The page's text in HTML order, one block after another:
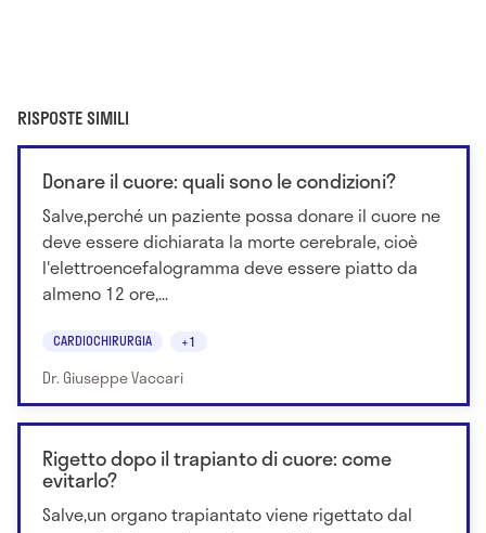
RISPOSTE SIMILI
Donare il cuore: quali sono le condizioni?
Salve,perché un paziente possa donare il cuore ne
deve essere dichiarata la morte cerebrale, cioè
l'elettroencefalogramma deve essere piatto da
almeno 12 ore,...
CARDIOCHIRURGIA +1
Dr. Giuseppe Vaccari
Rigetto dopo il trapianto di cuore: come
evitarlo?
Salve,un organo trapiantato viene rigettato dal